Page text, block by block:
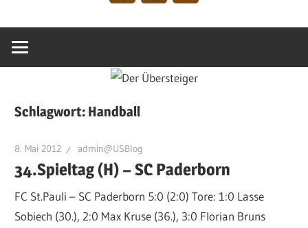
Schlagwort: Handball
8. Mai 2012 admin@USBlog
34.Spieltag (H) – SC Paderborn
FC St.Pauli – SC Paderborn 5:0 (2:0) Tore: 1:0 Lasse
Sobiech (30.), 2:0 Max Kruse (36.), 3:0 Florian Bruns